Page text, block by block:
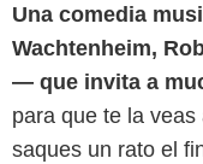
Una comedia
Wachtenheim,
— que invita a
para que te la
saques un rato el